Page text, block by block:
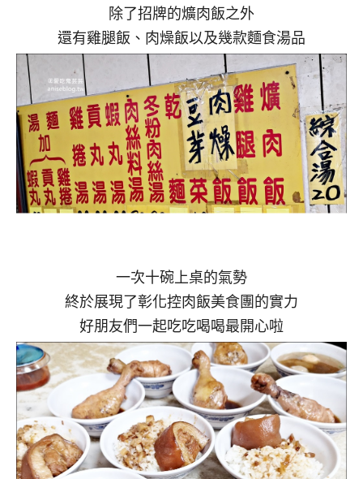
除了招牌的爌肉飯之外
還有雞腿飯、肉燥飯以及幾款麵食湯品
一次十碗上桌的氣勢
終於展現了彰化控肉飯美食團的實力
好朋友們一起吃吃喝喝最開心啦